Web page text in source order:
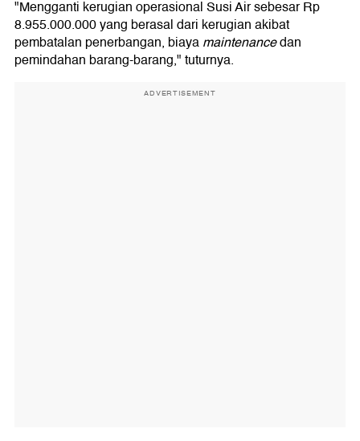
"Mengganti kerugian operasional Susi Air sebesar Rp
8.955.000.000 yang berasal dari kerugian akibat
pembatalan penerbangan, biayamaintenancedan
pemindahan barang-barang," tuturnya.
ADVERTISEMENT